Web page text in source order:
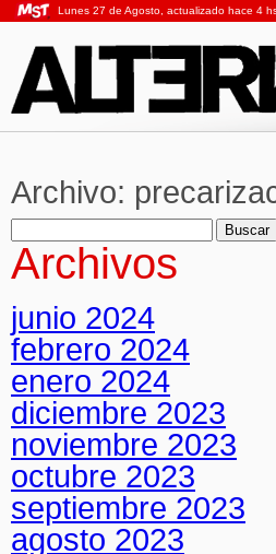
Lunes 27 de Agosto, actualizado hace 4
Archivo:
Buscar:
Archivos
junio 2024
febrero 2024
enero 2024
diciembre 2023
noviembre 2023
octubre 2023
septiembre 2023
agosto 2023